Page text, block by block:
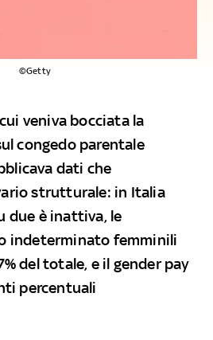
©Getty
veniva bocciata la
congedo parentale
dati che
strutturale: in Italia
due è inattiva, le
indeterminato femminili
del totale, e il gender pay
percentuali